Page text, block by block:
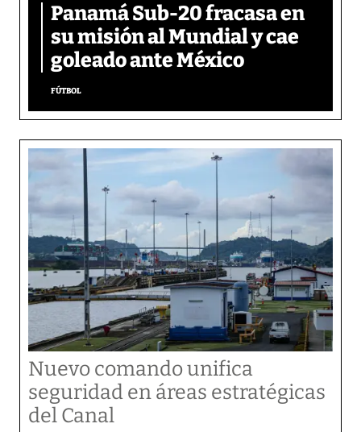
Panamá Sub-20 fracasa en
su misión al Mundial y cae
goleado ante México
FÚTBOL
Nuevo comando unifica
seguridad en áreas estratégicas
del Canal